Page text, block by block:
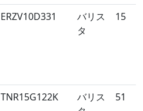
ERZV10D331
バリス
タ
15
TNR15G122K
バリス
51